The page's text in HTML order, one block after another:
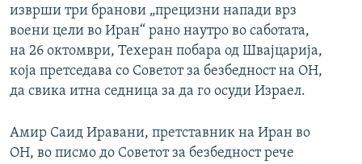
изврши три бранови „прецизни напади врз
воени цели во Иран“ рано наутро во саботата,
на 26 октомври, Техеран побара од Швајцарија,
која претседава со Советот за безбедност на ОН,
да свика итна седница за да го осуди Израел.
Амир Саид Иравани, претставник на Иран во
ОН, во писмо до Советот за безбедност рече